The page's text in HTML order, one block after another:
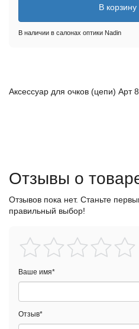
Аксессуар для очков (цепи) Арт
В корзину
В наличии в салонах оптики Nadin
Отзывы о
Отзывов пока нет. Станьте
правильный выбор!
Ваше имя*
Отзыв*